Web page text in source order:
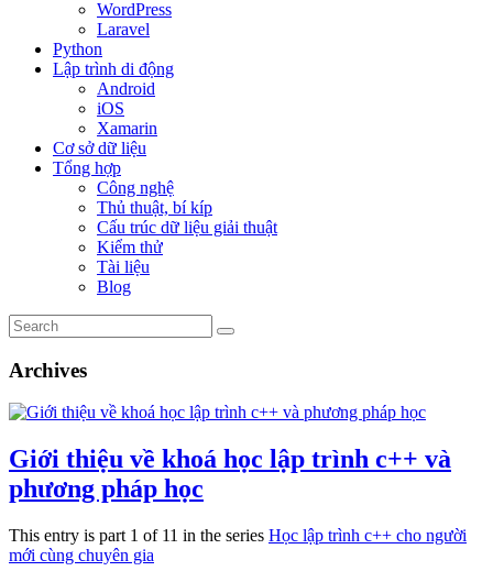
WordPress
Laravel
Python
Lập trình di động
Android
iOS
Xamarin
Cơ sở dữ liệu
Tổng hợp
Công nghệ
Thủ thuật, bí kíp
Cấu trúc dữ liệu giải thuật
Kiểm thử
Tài liệu
Blog
Archives
Giới thiệu về khoá học lập trình c++ và
phương pháp học
This entry is part 1 of 11 in the series Học lập trình c++ cho người
mới cùng chuyên gia